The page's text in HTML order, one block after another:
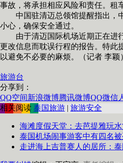
事故，将承担相应风险和责任。租
中国驻清迈总领馆提醒指出，中
小心，确保安全通过。
由于清迈国际机场近期正在进行
更改信息而耽误行程的报告。特此
以避免不必要的麻烦。（记者 李颖
旅游台
分享到：
QQ空间新浪微博腾讯微博QQ微信
相关阅读 泰国旅游 | 旅游安全
海滩度假天堂：去芭提雅玩
泰国机场闹事游客中有四名
走进海上吉普赛人的居所：